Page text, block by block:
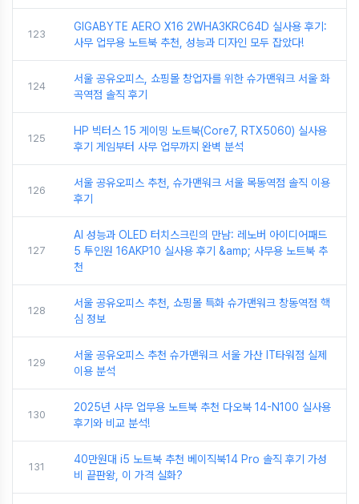
123
GIGABYTE AERO X16 2WHA3KRC64D 실사용 후기:
사무 업무용 노트북 추천, 성능과 디자인 모두 잡았다!
124
서울 공유오피스, 쇼핑몰 창업자를 위한 슈가맨워크 서울 화
곡역점 솔직 후기
125
HP 빅터스 15 게이밍 노트북(Core7, RTX5060) 실사용
후기 게임부터 사무 업무까지 완벽 분석
126
서울 공유오피스 추천, 슈가맨워크 서울 목동역점 솔직 이용
후기
127
AI 성능과 OLED 터치스크린의 만남: 레노버 아이디어패드
5 투인원 16AKP10 실사용 후기 &amp; 사무용 노트북 추
천
128
서울 공유오피스 추천, 쇼핑몰 특화 슈가맨워크 창동역점 핵
심 정보
129
서울 공유오피스 추천 슈가맨워크 서울 가산 IT타워점 실제
이용 분석
130
2025년 사무 업무용 노트북 추천 다오북 14-N100 실사용
후기와 비교 분석!
131
40만원대 i5 노트북 추천 베이직북14 Pro 솔직 후기 가성
비 끝판왕, 이 가격 실화?